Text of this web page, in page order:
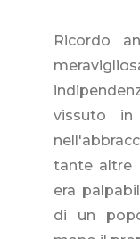
Ricordo
vissuto
tante altre
era
di un